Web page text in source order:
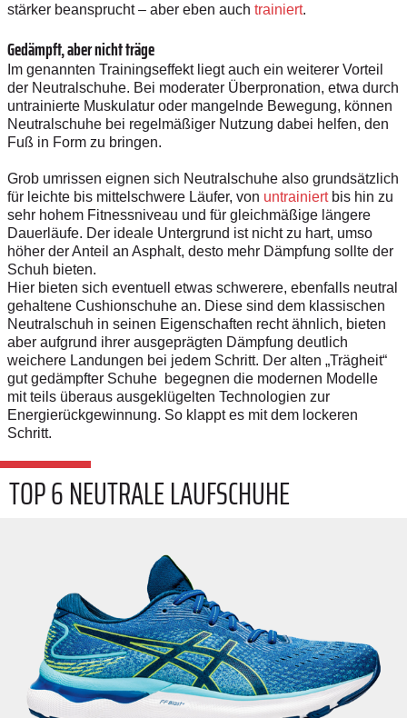
stärker beansprucht – aber eben auch trainiert.
Gedämpft, aber nicht träge
Im genannten Trainingseffekt liegt auch ein weiterer Vorteil
der Neutralschuhe. Bei moderater Überpronation, etwa durch
untrainierte Muskulatur oder mangelnde Bewegung, können
Neutralschuhe bei regelmäßiger Nutzung dabei helfen, den
Fuß in Form zu bringen.
Grob umrissen eignen sich Neutralschuhe also grundsätzlich
für leichte bis mittelschwere Läufer, von untrainiert bis hin zu
sehr hohem Fitnessniveau und für gleichmäßige längere
Dauerläufe. Der ideale Untergrund ist nicht zu hart, umso
höher der Anteil an Asphalt, desto mehr Dämpfung sollte der
Schuh bieten.
Hier bieten sich eventuell etwas schwerere, ebenfalls neutral
gehaltene Cushionschuhe an. Diese sind dem klassischen
Neutralschuh in seinen Eigenschaften recht ähnlich, bieten
aber aufgrund ihrer ausgeprägten Dämpfung deutlich
weichere Landungen bei jedem Schritt. Der alten „Trägheit“
gut gedämpfter Schuhe begegnen die modernen Modelle
mit teils überaus ausgeklügelten Technologien zur
Energierückgewinnung. So klappt es mit dem lockeren
Schritt.
TOP 6 NEUTRALE LAUFSCHUHE